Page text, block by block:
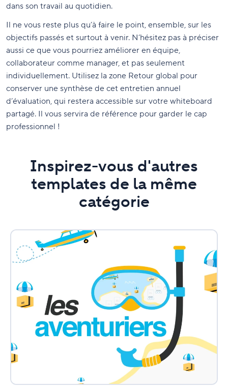
dans son travail au quotidien.
Il ne vous reste plus qu’à faire le point, ensemble, sur les
objectifs passés et surtout à venir. N’hésitez pas à préciser
aussi ce que vous pourriez améliorer en équipe,
collaborateur comme manager, et pas seulement
individuellement. Utilisez la zone Retour global pour
conserver une synthèse de cet entretien annuel
d’évaluation, qui restera accessible sur votre whiteboard
partagé. Il vous servira de référence pour garder le cap
professionnel !
Inspirez-vous d'autres
templates de la même
catégorie
Les
aventuriers